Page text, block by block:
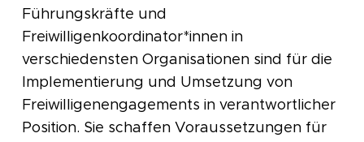
Führungskräfte und
Freiwilligenkoordinator*innen in
verschiedensten Organisationen sind für die
Implementierung und Umsetzung von
Freiwilligenengagements in verantwortlicher
Position. Sie schaffen Voraussetzungen für